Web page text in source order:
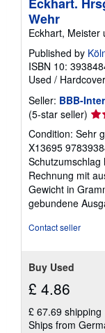
Eckhart.
Wehr
Eckhart, Meister
Published by
ISBN 10:
Used / Hardcover
Seller: BBB-
(5-star seller)
5
out
of
5
Condition: Sehr
X13695
Schutzumschlag
Rechnung mit
Gewicht in
gebundene
Contact seller
Buy Used
£ 4.86
£ 67.69 shipping
Ships from